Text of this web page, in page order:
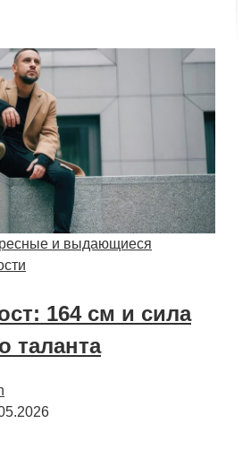
и выдающиеся
164 см и сила
таланта